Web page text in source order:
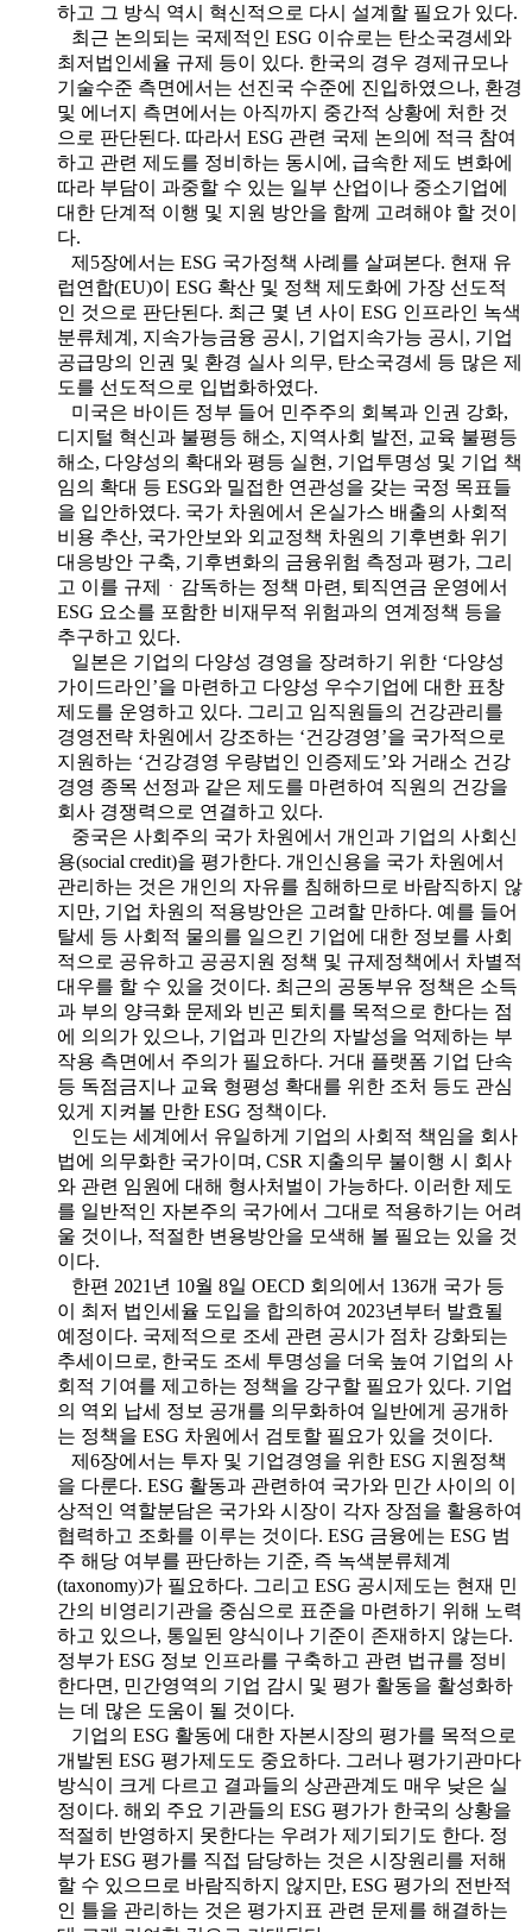
하고 그 방식 역시 혁신적으로 다시 설계할 필요가 있다.
최근 논의되는 국제적인 ESG 이슈로는 탄소국경세와
최저법인세율 규제 등이 있다. 한국의 경우 경제규모나
기술수준 측면에서는 선진국 수준에 진입하였으나, 환경
및 에너지 측면에서는 아직까지 중간적 상황에 처한 것
으로 판단된다. 따라서 ESG 관련 국제 논의에 적극 참여
하고 관련 제도를 정비하는 동시에, 급속한 제도 변화에
따라 부담이 과중할 수 있는 일부 산업이나 중소기업에
대한 단계적 이행 및 지원 방안을 함께 고려해야 할 것이
다.
제5장에서는 ESG 국가정책 사례를 살펴본다. 현재 유
럽연합(EU)이 ESG 확산 및 정책 제도화에 가장 선도적
인 것으로 판단된다. 최근 몇 년 사이 ESG 인프라인 녹색
분류체계, 지속가능금융 공시, 기업지속가능 공시, 기업
공급망의 인권 및 환경 실사 의무, 탄소국경세 등 많은 제
도를 선도적으로 입법화하였다.
미국은 바이든 정부 들어 민주주의 회복과 인권 강화,
디지털 혁신과 불평등 해소, 지역사회 발전, 교육 불평등
해소, 다양성의 확대와 평등 실현, 기업투명성 및 기업 책
임의 확대 등 ESG와 밀접한 연관성을 갖는 국정 목표들
을 입안하였다. 국가 차원에서 온실가스 배출의 사회적
비용 추산, 국가안보와 외교정책 차원의 기후변화 위기
대응방안 구축, 기후변화의 금융위험 측정과 평가, 그리
고 이를 규제ㆍ감독하는 정책 마련, 퇴직연금 운영에서
ESG 요소를 포함한 비재무적 위험과의 연계정책 등을
추구하고 있다.
일본은 기업의 다양성 경영을 장려하기 위한 ‘다양성
가이드라인’을 마련하고 다양성 우수기업에 대한 표창
제도를 운영하고 있다. 그리고 임직원들의 건강관리를
경영전략 차원에서 강조하는 ‘건강경영’을 국가적으로
지원하는 ‘건강경영 우량법인 인증제도’와 거래소 건강
경영 종목 선정과 같은 제도를 마련하여 직원의 건강을
회사 경쟁력으로 연결하고 있다.
중국은 사회주의 국가 차원에서 개인과 기업의 사회신
용(social credit)을 평가한다. 개인신용을 국가 차원에서
관리하는 것은 개인의 자유를 침해하므로 바람직하지 않
지만, 기업 차원의 적용방안은 고려할 만하다. 예를 들어
탈세 등 사회적 물의를 일으킨 기업에 대한 정보를 사회
적으로 공유하고 공공지원 정책 및 규제정책에서 차별적
대우를 할 수 있을 것이다. 최근의 공동부유 정책은 소득
과 부의 양극화 문제와 빈곤 퇴치를 목적으로 한다는 점
에 의의가 있으나, 기업과 민간의 자발성을 억제하는 부
작용 측면에서 주의가 필요하다. 거대 플랫폼 기업 단속
등 독점금지나 교육 형평성 확대를 위한 조처 등도 관심
있게 지켜볼 만한 ESG 정책이다.
인도는 세계에서 유일하게 기업의 사회적 책임을 회사
법에 의무화한 국가이며, CSR 지출의무 불이행 시 회사
와 관련 임원에 대해 형사처벌이 가능하다. 이러한 제도
를 일반적인 자본주의 국가에서 그대로 적용하기는 어려
울 것이나, 적절한 변용방안을 모색해 볼 필요는 있을 것
이다.
한편 2021년 10월 8일 OECD 회의에서 136개 국가 등
이 최저 법인세율 도입을 합의하여 2023년부터 발효될
예정이다. 국제적으로 조세 관련 공시가 점차 강화되는
추세이므로, 한국도 조세 투명성을 더욱 높여 기업의 사
회적 기여를 제고하는 정책을 강구할 필요가 있다. 기업
의 역외 납세 정보 공개를 의무화하여 일반에게 공개하
는 정책을 ESG 차원에서 검토할 필요가 있을 것이다.
제6장에서는 투자 및 기업경영을 위한 ESG 지원정책
을 다룬다. ESG 활동과 관련하여 국가와 민간 사이의 이
상적인 역할분담은 국가와 시장이 각자 장점을 활용하여
협력하고 조화를 이루는 것이다. ESG 금융에는 ESG 범
주 해당 여부를 판단하는 기준, 즉 녹색분류체계
(taxonomy)가 필요하다. 그리고 ESG 공시제도는 현재 민
간의 비영리기관을 중심으로 표준을 마련하기 위해 노력
하고 있으나, 통일된 양식이나 기준이 존재하지 않는다.
정부가 ESG 정보 인프라를 구축하고 관련 법규를 정비
한다면, 민간영역의 기업 감시 및 평가 활동을 활성화하
는 데 많은 도움이 될 것이다.
기업의 ESG 활동에 대한 자본시장의 평가를 목적으로
개발된 ESG 평가제도도 중요하다. 그러나 평가기관마다
방식이 크게 다르고 결과들의 상관관계도 매우 낮은 실
정이다. 해외 주요 기관들의 ESG 평가가 한국의 상황을
적절히 반영하지 못한다는 우려가 제기되기도 한다. 정
부가 ESG 평가를 직접 담당하는 것은 시장원리를 저해
할 수 있으므로 바람직하지 않지만, ESG 평가의 전반적
인 틀을 관리하는 것은 평가지표 관련 문제를 해결하는